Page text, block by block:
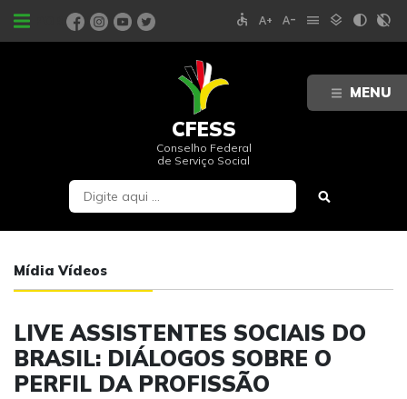
MENU
PORTAIS accessible text_increase text_decrease menu layers contrast contrast_rtl_off
CFESS
Conselho Federal
de Serviço Social
Mídia Vídeos
LIVE ASSISTENTES SOCIAIS DO
BRASIL: DIÁLOGOS SOBRE O
PERFIL DA PROFISSÃO